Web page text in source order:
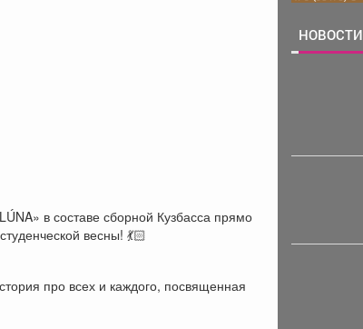
в составе сборной Кузбасса прямо
весны! 💃🏻
про всех и каждого, посвященная
НОВОСТИ